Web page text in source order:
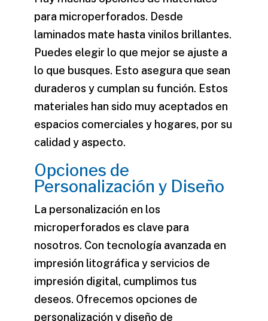
para microperforados. Desde
laminados mate hasta vinilos brillantes.
Puedes elegir lo que mejor se ajuste a
lo que busques. Esto asegura que sean
duraderos y cumplan su función. Estos
materiales han sido muy aceptados en
espacios comerciales y hogares, por su
calidad y aspecto.
Opciones de
Personalización y Diseño
La personalización en los
microperforados es clave para
nosotros. Con tecnología avanzada en
impresión litográfica yservicios de
impresión digital, cumplimos tus
deseos. Ofrecemos opciones de
personalización y diseño de